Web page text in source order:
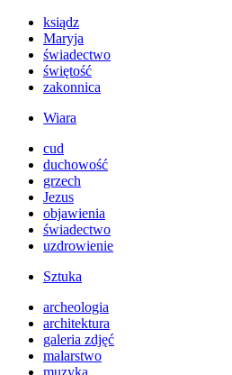
ksiądz
Maryja
świadectwo
świętość
zakonnica
Wiara
cud
duchowość
grzech
Jezus
objawienia
świadectwo
uzdrowienie
Sztuka
archeologia
architektura
galeria zdjęć
malarstwo
muzyka